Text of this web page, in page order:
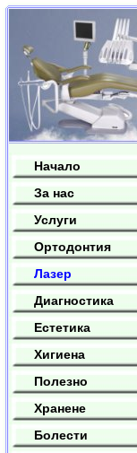
Начало
За нас
Услуги
Ортодонтия
Лазер
Диагностика
Естетика
Хигиена
Полезно
Хранене
Болести